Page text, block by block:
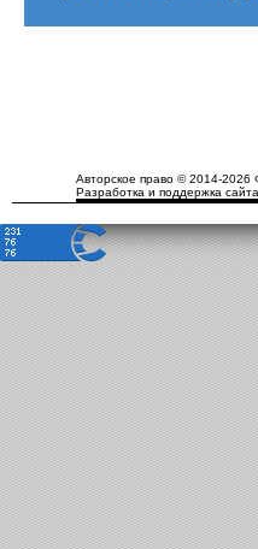
Авторское право © 2014-2026
Разработка и поддержка